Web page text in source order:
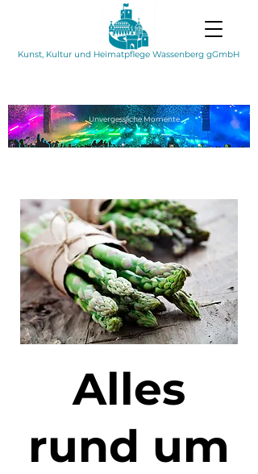
Kunst, Kultur und Heimatpflege Wassenberg gGmbH
UnvergesslicheMomente
Alles
rund um